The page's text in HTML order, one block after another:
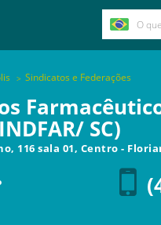
Sindicatos e Federações
SC)
116 sala 01, Centro -